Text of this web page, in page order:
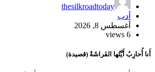
thesilkroadtoday
أدب
أغسطس 8, 2026
6 views
أَنا أُحارِبُ أَيَّتُها الفَراشَةُ (قصيدة)